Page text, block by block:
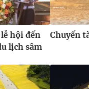
hội đến
lịch sâm
Chuyến